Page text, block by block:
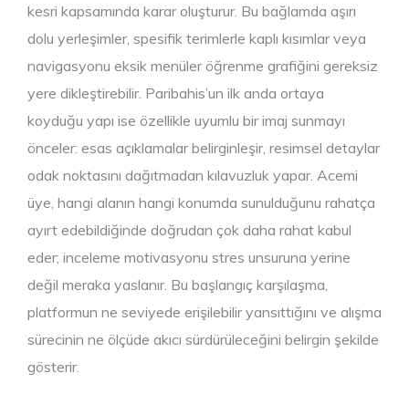
kesri kapsamında karar oluşturur. Bu bağlamda aşırı
dolu yerleşimler, spesifik terimlerle kaplı kısımlar veya
navigasyonu eksik menüler öğrenme grafiğini gereksiz
yere dikleştirebilir. Paribahis’un ilk anda ortaya
koyduğu yapı ise özellikle uyumlu bir imaj sunmayı
önceler: esas açıklamalar belirginleşir, resimsel detaylar
odak noktasını dağıtmadan kılavuzluk yapar. Acemi
üye, hangi alanın hangi konumda sunulduğunu rahatça
ayırt edebildiğinde doğrudan çok daha rahat kabul
eder; inceleme motivasyonu stres unsuruna yerine
değil meraka yaslanır. Bu başlangıç karşılaşma,
platformun ne seviyede erişilebilir yansıttığını ve alışma
sürecinin ne ölçüde akıcı sürdürüleceğini belirgin şekilde
gösterir.